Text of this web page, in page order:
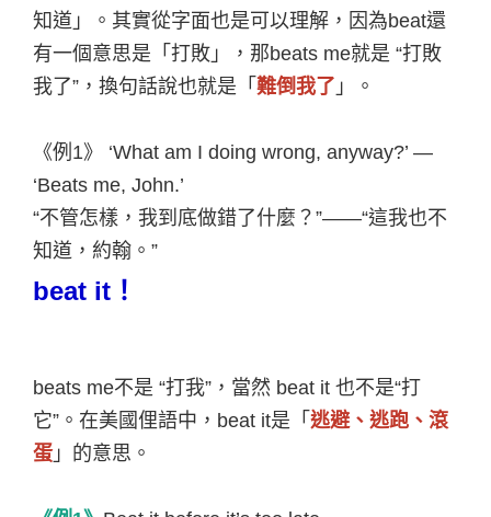
知道」。其實從字面也是可以理解，因為beat還
有一個意思是「打敗」，那beats me就是 “打敗
我了” ，換句話說也就是「 難倒我了 」。
《例 1》
‘What am I doing wrong, anyway?’ —
‘Beats me, John.’
“不管怎樣，我到底做錯了什麼？ ”——“這我也不
知道，約翰。 ”
beat it ！
beats me不是 “打我” ，當然 beat it 也不是“打
它” 。在美國俚語中， beat it是「 逃避、逃跑、滾
蛋」的意思。